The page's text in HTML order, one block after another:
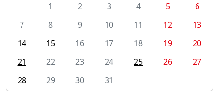
1
2 3 4 5
6
7
8 9 10 11 12
13
14
15 16 17 18 19
20
21
22 23 24 25 26
27
28
29 30 31